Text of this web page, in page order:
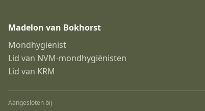
Madelon van Bokhorst
Mondhygiënist
Lid van NVM-mondhygiënisten
Lid van KRM
Aangesloten bij